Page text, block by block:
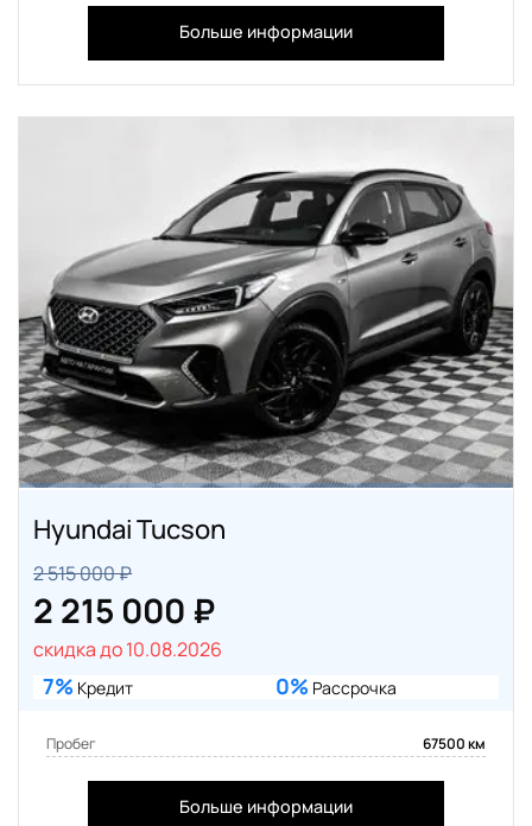
Больше информации
Hyundai Tucson
2 515 000 ₽
2 215 000 ₽
скидка до 10.08.2026
7% Кредит 0% Рассрочка
Пробег 67500 км
Больше информации